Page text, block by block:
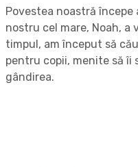
Povestea noastră
nostru cel mare, Noah,
timpul, am început să
pentru copii, menite să îi
gândirea.